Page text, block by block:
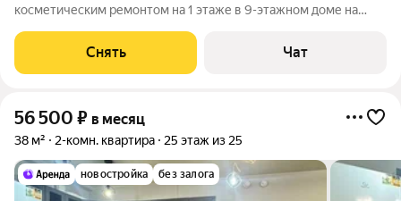
косметическим ремонтом на 1 этаже в 9-этажном доме на
В подъезде 1 лифт - 0
Снять Чат
56 500 ₽ в месяц
38 м² 2-комн. квартира 25 этаж из 25
новостройка без залога